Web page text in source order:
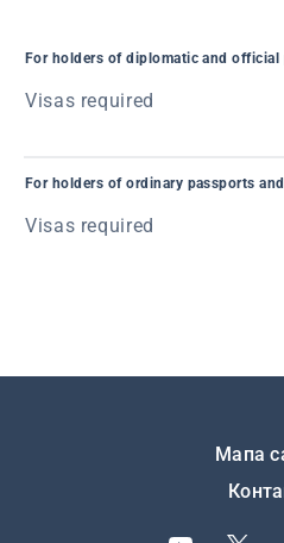
For holders of diplomatic and official
Visas required
For holders of ordinary passports
Visas required
Мапа